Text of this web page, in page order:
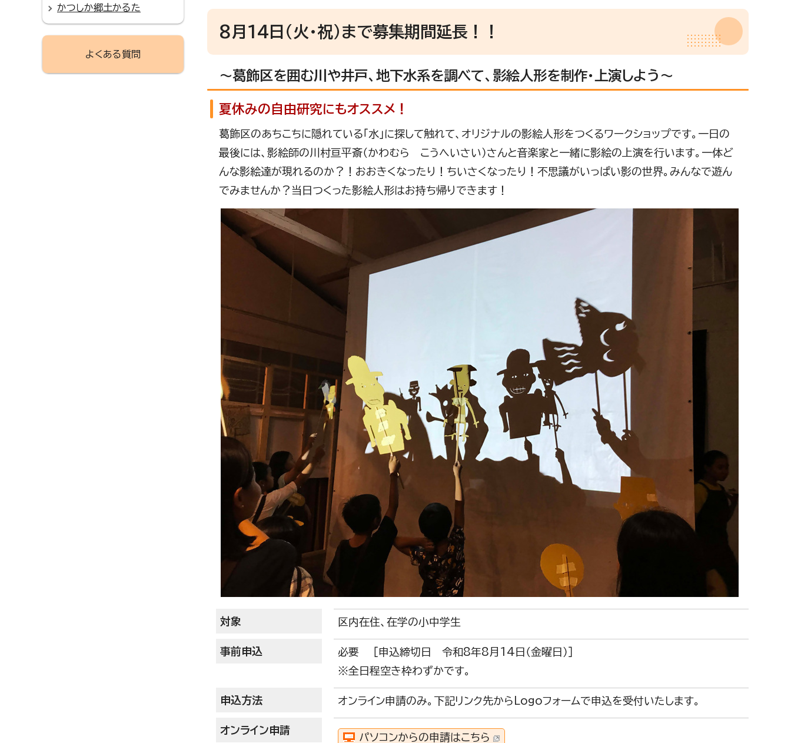
8月14日（火・祝）まで募集期間延長！！
～葛飾区を囲む川や井戸、地下水系を調べて、影絵人形を制作・上演しよう～
夏休みの自由研究にもオススメ！
葛飾区のあちこちに隠れている「水」に探して触れて、オリジナルの影絵人形をつくるワークショップです。一日の
最後には、影絵師の川村亘平斎（かわむら こうへいさい）さんと音楽家と一緒に影絵の上演を行います。一体ど
んな影絵達が現れるのか？！おおきくなったり！ちいさくなったり！不思議がいっぱい影の世界。みんなで遊ん
でみませんか？当日つくった影絵人形はお持ち帰りできます！
対象 区内在住、在学の小中学生
事前申込
必要 ［申込締切日 令和8年8月14日（金曜日）］
※全日程空き枠わずかです。
申込方法 オンライン申請のみ。下記リンク先からLogoフォームで申込を受付いたします。
オンライン申請
パソコンからの申請はこちら
かつしか郷土かるた
よくある質問